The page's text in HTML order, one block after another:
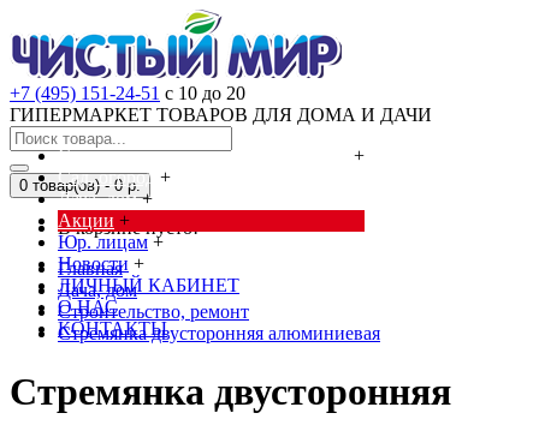
+7 (495) 151-24-51 с 10 до 20
ГИПЕРМАРКЕТ ТОВАРОВ ДЛЯ ДОМА И ДАЧИ
Cредства от насекомых и грызунов
+
Сад, огород +
Дача, дом +
Акции +
Юр. лицам +
Новости +
ЛИЧНЫЙ КАБИНЕТ
О НАС
КОНТАКТЫ
0 товар(ов) - 0 р.
В корзине пусто!
Главная
Дача, дом
Строительство, ремонт
Стремянка двусторонняя алюминиевая
Стремянка двусторонняя